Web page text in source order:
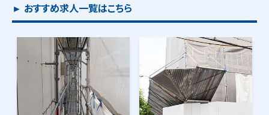
► おすすめ求人一覧はこちら